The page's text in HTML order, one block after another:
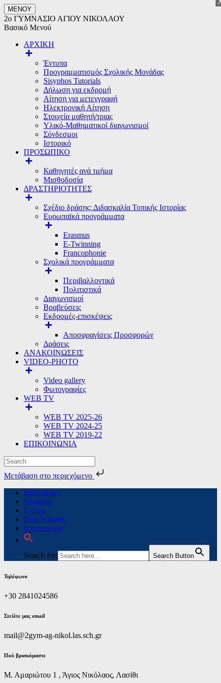
ΜΕΝΟΥ
2ο ΓΥΜΝΑΣΙΟ ΑΓΙΟΥ ΝΙΚΟΛΑΟΥ
Βασικό Μενού
ΑΡΧΙΚΗ
Έντυπα
Προγραμματισμός Σχολικής Μονάδας
Sisyphos Tutorials
Δήλωση για εκδρομή
Αίτηση για μετεγγραφή
Ηλεκτρονική Αίτηση
Στοιχεία μαθητή/τριας
Υλικό-Μαθηματικοί διαγωνισμοί
Σύνδεσμοι
Ιστορικό
ΠΡΟΣΩΠΙΚΟ
Καθηγητές ανά τμήμα
Μισθοδοσία
ΔΡΑΣΤΗΡΙΟΤΗΤΕΣ
Σχέδιο δράσης: Διδασκαλία Τοπικής Ιστορίας
Ευρωπαϊκά προγράμματα
Erasmus
E-Twinning
Francophonie
Σχολικά προγράμματα
Περιβαλλοντικά
Πολιτιστικά
Διαγωνισμοί
Βραβεύσεις
Εκδρομές-επισκέψεις
Αποσφραγίσεις Προσφορών
Δράσεις
ΑΝΑΚΟΙΝΩΣΕΙΣ
VIDEO-PHOTO
Video gallery
Φωτογραφίες
WEB TV
WEB TV 2025-26
WEB TV 2024-25
WEB TV 2019-22
ΕΠΙΚΟΙΝΩΝΙΑ
Μετάβαση στο περιεχόμενο
Skip
content
Βιβλιοθήκη
Sisyphos
E-class
Blue Schools
Επικοινωνία
Search for: Search Button
Τηλέφωνο
+30 2841024586
Στείλτε μας email
mail@2gym-ag-nikol.las.sch.gr
Πoύ βρισκόμαστε
Μ. Αμαριώτου 1 , Άγιος Νικόλαος, Λασίθι